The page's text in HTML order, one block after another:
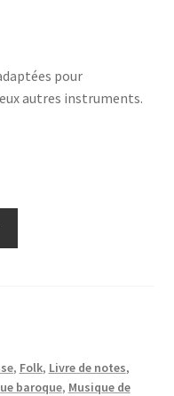
pour
autres instruments.
, Folk, Livre de notes,
baroque, Musique de